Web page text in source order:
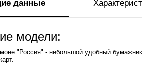
данные
модели:
"Россия" - небольшой удобный